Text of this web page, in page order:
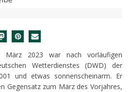
März 2023 war nach vorläufigen
Wetterdienstes (DWD) der
und etwas sonnenscheinarm. Er
Gegensatz zum März des Vorjahres,